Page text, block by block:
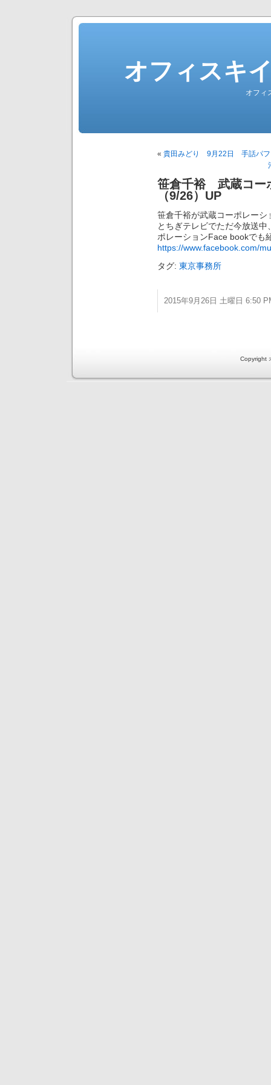
オフィスキ
オフィ
« 貴田みどり 9月22日 手話パフ
笹倉千裕 武蔵コー
（9/26）UP
笹倉千裕が武蔵コーポレー
とちぎテレビでただ今放送
ポレーションFace bookでも
https://www.facebook.com/
タグ: 東京事務所
2015年9月26日 土曜日 6:50
Copyright